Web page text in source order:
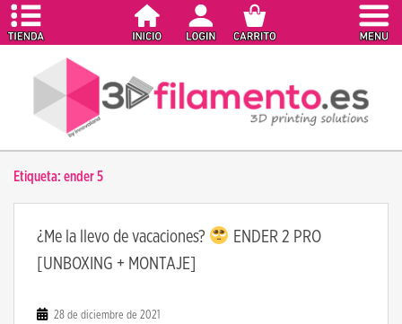
Etiqueta: ender 5
¿Me la llevo de vacaciones?
ENDER 2 PRO
[UNBOXING + MONTAJE]
28 de diciembre de 2021